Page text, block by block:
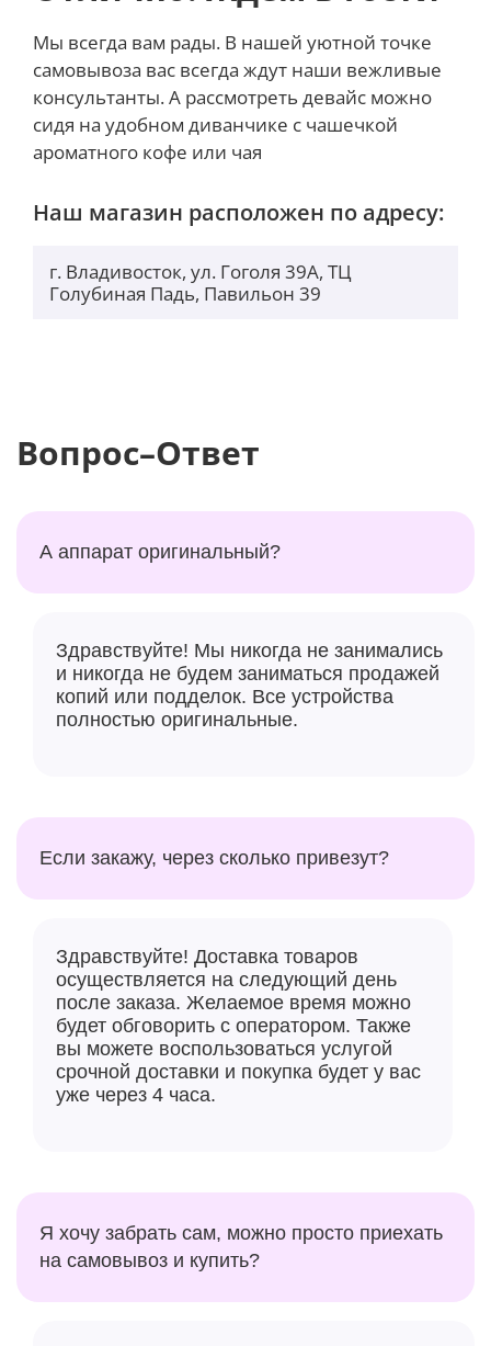
температуры и влажности. Qingping Bluetooth
Thermometer Lite можно использовать и в качестве
системы безопасности, способной оповестить
владельца о выходе из строя системы отопления,
кондиционирования или поломки в водопроводной
сети.
Мы всегда вам рады. В нашей уютной точке
самовывоза вас всегда ждут наши вежливые
консультанты. А рассмотреть девайс можно
сидя на удобном диванчике с чашечкой
ароматного кофе или чая
Наш магазин расположен по адресу:
г. Владивосток, ул. Гоголя 39А, ТЦ
Голубиная Падь, Павильон 39
Вопрос–Ответ
А аппарат оригинальный?
Здравствуйте! Мы никогда не занимались
и никогда не будем заниматься продажей
копий или подделок. Все устройства
полностью оригинальные.
Если закажу, через сколько привезут?
Здравствуйте! Доставка товаров
осуществляется на следующий день
после заказа. Желаемое время можно
будет обговорить с оператором. Также
вы можете воспользоваться услугой
срочной доставки и покупка будет у вас
уже через 4 часа.
Я хочу забрать сам, можно просто приехать
на самовывоз и купить?